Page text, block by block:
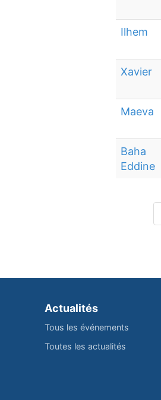
Ilhem
Xavier
Maeva
Baha
Eddine
Actualités
Tous les événements
Toutes les actualités